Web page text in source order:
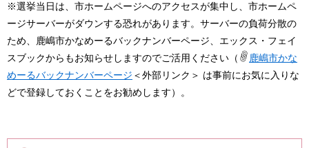
※選挙当日は、市ホームページへのアクセスが集中し、市ホームペ
ージサーバーがダウンする恐れがあります。サーバーの負荷分散の
ため、鹿嶋市かなめーるバックナンバーページ、エックス・フェイ
スブックからもお知らせしますのでご活用ください（
鹿嶋市かな
めーるバックナンバーページ ＜外部リンク＞ は事前にお気に入りな
どで登録しておくことをお勧めします）。